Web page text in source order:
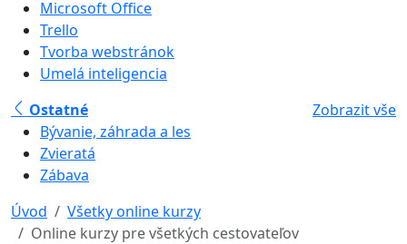
Microsoft Office
Trello
Tvorba webstránok
Umelá inteligencia
Ostatné
Zobrazit vše
Bývanie, záhrada a les
Zvieratá
Zábava
Úvod
Všetky online kurzy
Online kurzy pre všetkých cestovateľov